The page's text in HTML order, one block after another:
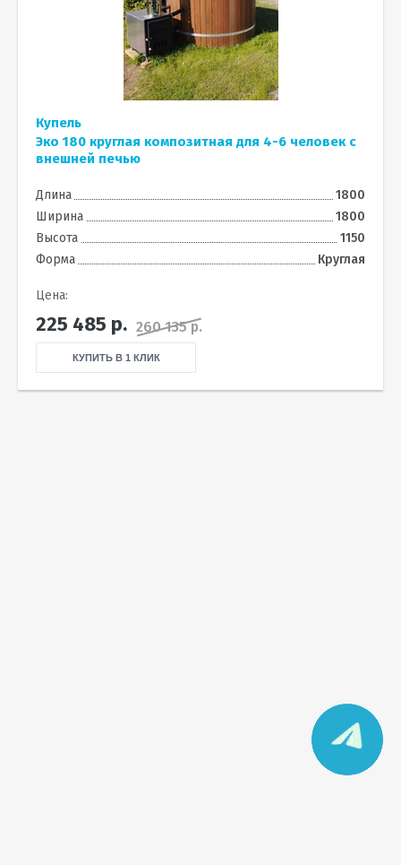
Купель
Эко 180 круглая композитная для 4-6 человек с
внешней печью
Длина
1800
Ширина
1800
Высота
1150
Форма
Круглая
Цена:
225 485 р. 260 135 р.
КУПИТЬ В 1 КЛИК